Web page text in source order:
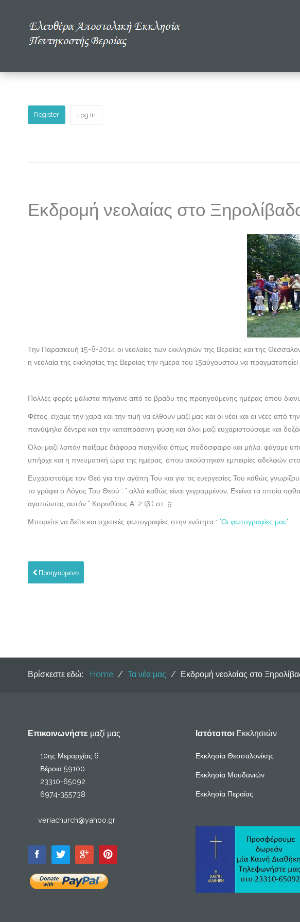
Πολυμέσα
Register Log In
Εκδρομή νεολαίας στο
Την Παρασκευή 15-8-2014 οι νεολαίες των εκκλησιών της Βεροίας και της
η νεολαία της εκκλησίας της Βεροίας την ημέρα του 15αύγουστου να
Πολλές φορές μάλιστα πήγαινε από το βράδυ της προηγούμενης ημέρας όπου
Φέτος, είχαμε την χαρά και την τιμή να έλθουν μαζί μας και οι νέοι και οι νέες
πανύψηλα δέντρα και την καταπράσινη φύση και όλοι μαζί ευχαριστούσαμε και
Όλοι μαζί λοπόν παίξαμε διάφορα παιχνίδια όπως ποδόσφαιρο και μήλα, φάγαμε
υπήρχε και η πνευματική ώρα της ημέρας, όπου ακούστηκαν εμπειρίες αδελφών
Ευχαριστούμε τον Θεό για την αγάπη Του και για τις ευεργεσίες Του κάθώς
το γράφει ο Λόγος Του Θεού : " αλλά καθώς είναι γεγραμμένον, Εκείνα τα οποία
αγαπώντας αυτόν " Κορινθίους Α' 2 (β') στ. 9
Μπορείτε να δείτε και σχετικές φωτογραφίες στην ενότητα : "Οι φωτογραφίες μας".
Προηγούμενο
Βρίσκεστε εδώ: Home / Τα νέα μας / Εκδρομή νεολαίας στο
Επικοινωνήστε μαζί μας
10ης Μεραρχίας 6
Βέροια 59100
23310-65092
6974-355738
veriachurch@yahoo.gr
Ιστότοποι Εκκλησιών
Εκκλησία Θεσσαλονίκης
Εκκλησία Μουδανιών
Εκκλησία Περαίας